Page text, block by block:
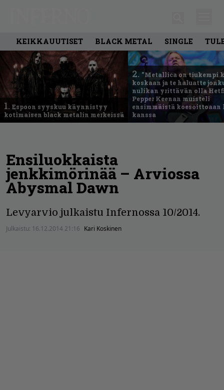
KEIKKAUUTISET BLACK METAL SINGLE
1. Espoon syyskuu käynnistyy
kotimaisen black metalin merkeissä
2. ”Metallica on tiukempi
koskaan ja te haluatte
nulikan yrittävän olla
Pepper Keenan muisteli
ensimmäistä
kanssa
Ensiluokkaista
jenkkimörinää – Arviossa
Abysmal Dawn
Levyarvio julkaistu Infernossa 10/2014.
Julkaistu: 16.12.2014 21:16 Kari Koskinen